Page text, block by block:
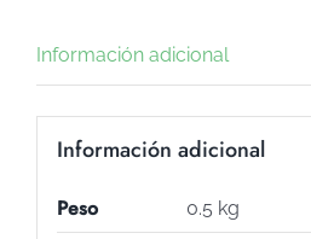
cantidad
Información adicional
Información adicional
Peso 0.5 kg